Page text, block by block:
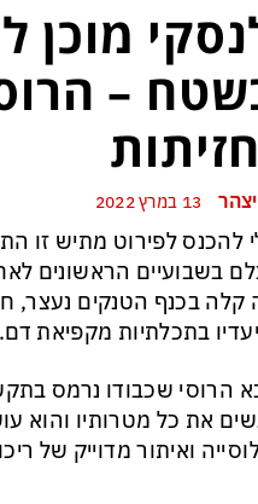
מוכן
–
להכנס לפירוט מתיש זו
בשבועיים הראשונים
קלה בכנף הטנקים נעצר,
בתכלתיות מקפיאת דם.
הרוסי שכבודו נרמס
את כל מטרותיו והוא
ואיתור מדוייק של